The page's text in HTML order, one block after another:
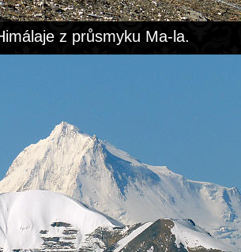
z průsmyku Ma-la.